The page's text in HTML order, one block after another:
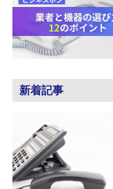
新着記事